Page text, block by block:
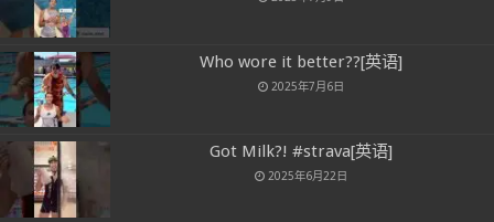
Who wore it better??[英语]
2025年7月6日
Got Milk?! #strava[英语]
2025年6月22日